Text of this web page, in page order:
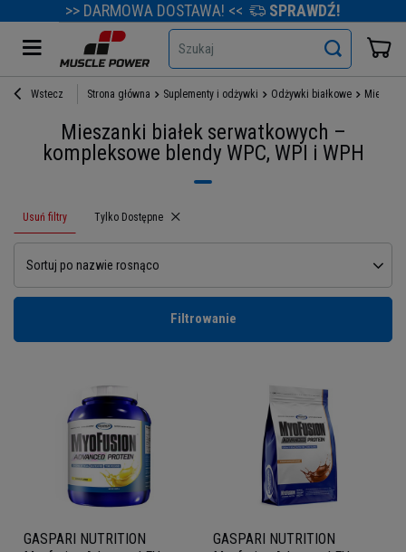
>> DARMOWA DOSTAWA! << SPRAWDŹ!
Szukaj
Wstecz Strona główna Suplementy i odżywki Odżywki białkowe
Mieszanki białek serwatkowych –
kompleksowe blendy WPC, WPI i WPH
Usuń filtry Usuń filtr
Tylko Dostępne
Sortuj po nazwie rosnąco
Filtrowanie
GASPARI NUTRITION
GASPARI NUTRITION